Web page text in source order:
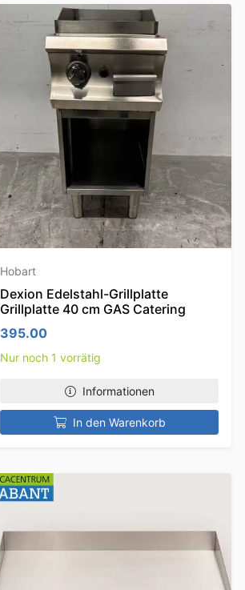
Hobart
Dexion Edelstahl-Grillplatte
Grillplatte 40 cm GAS Catering
395.00
Nur noch 1 vorrätig
Informationen
In den Warenkorb